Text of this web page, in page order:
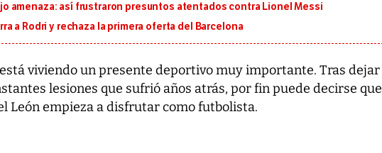
amenaza: así frustraron presuntos atentados contra Lionel Messi
a Rodri y rechaza la primera oferta del Barcelona
viviendo un presente deportivo muy importante. Tras dejar
lesiones que sufrió años atrás, por fin puede decirse que
León empieza a disfrutar como futbolista.